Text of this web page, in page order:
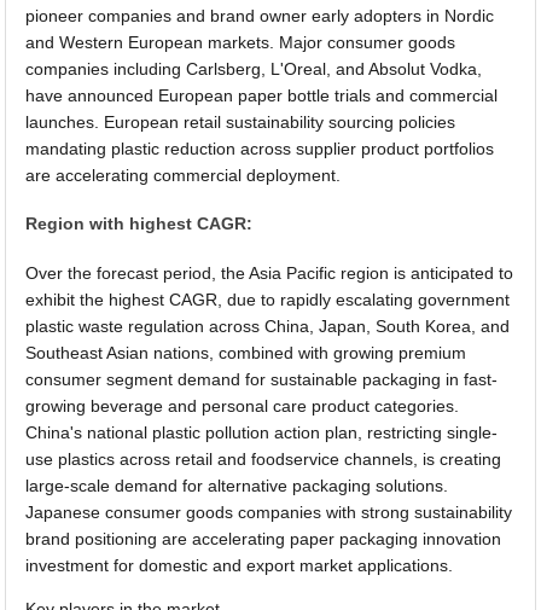
pioneer companies and brand owner early adopters in Nordic
and Western European markets. Major consumer goods
companies including Carlsberg, L'Oreal, and Absolut Vodka,
have announced European paper bottle trials and commercial
launches. European retail sustainability sourcing policies
mandating plastic reduction across supplier product portfolios
are accelerating commercial deployment.
Region with highest CAGR:
Over the forecast period, the Asia Pacific region is anticipated to
exhibit the highest CAGR, due to rapidly escalating government
plastic waste regulation across China, Japan, South Korea, and
Southeast Asian nations, combined with growing premium
consumer segment demand for sustainable packaging in fast-
growing beverage and personal care product categories.
China's national plastic pollution action plan, restricting single-
use plastics across retail and foodservice channels, is creating
large-scale demand for alternative packaging solutions.
Japanese consumer goods companies with strong sustainability
brand positioning are accelerating paper packaging innovation
investment for domestic and export market applications.